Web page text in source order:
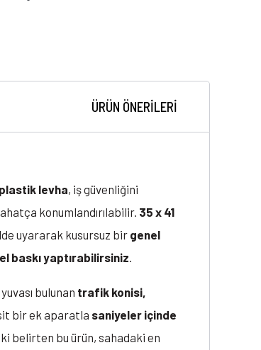
ÜRÜN ÖNERILERI
levha, iş güvenliğini
konumlandırılabilir. 35 x 41
uyararak kusursuz bir genel
baskı yaptırabilirsiniz.
bulunan trafik konisi,
bir ek aparatla saniyeler içinde
belirten bu ürün, sahadaki en